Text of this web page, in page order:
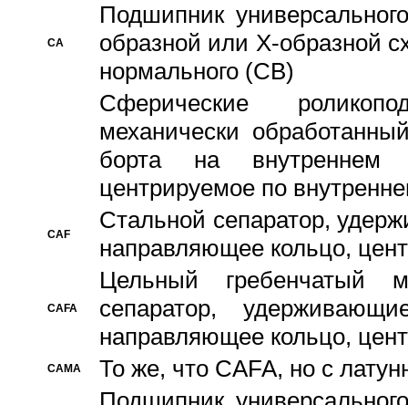
CA
Подшипник
образной или Х-образной
нормального (CB)
Сферические
механически
борта на внутреннем
центрируемое по
CAF
Стальной сепаратор,
направляющее кольцо,
CAFA
Цельный гребенчатый
сепаратор,
направляющее кольцо,
CAMA То же, что CAFA, но с